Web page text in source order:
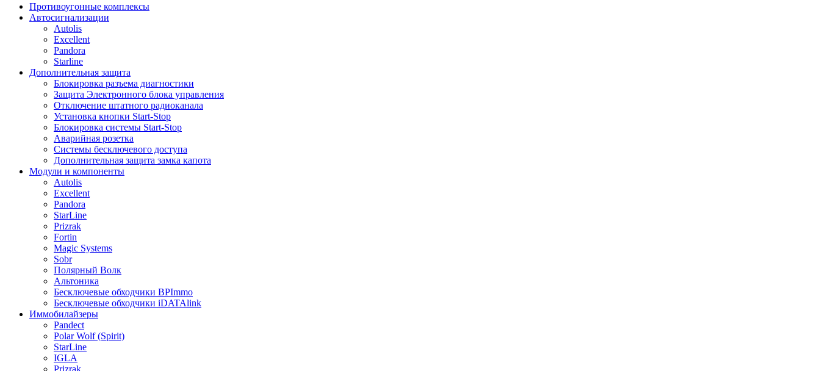
Противоугонные комплексы
Автосигнализации
Autolis
Excellent
Pandora
Starline
Дополнительная защита
Блокировка разъема диагностики
Защита Электронного блока управления
Отключение штатного радиоканала
Установка кнопки Start-Stop
Блокировка системы Start-Stop
Аварийная розетка
Системы бесключевого доступа
Дополнительная защита замка капота
Модули и компоненты
Autolis
Excellent
Pandora
StarLine
Prizrak
Fortin
Magic Systems
Sobr
Полярный Волк
Альтоника
Бесключевые обходчики BPImmo
Бесключевые обходчики iDATAlink
Иммобилайзеры
Pandect
Polar Wolf (Spirit)
StarLine
IGLA
Prizrak